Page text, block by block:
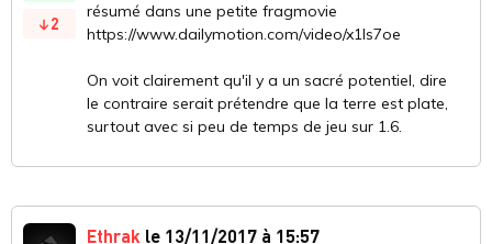
2
résumé dans une petite fragmovie
https://www.dailymotion.com/video/x1ls7oe
On voit clairement qu'il y a un sacré potentiel, dire
le contraire serait prétendre que la terre est plate,
surtout avec si peu de temps de jeu sur 1.6.
Ethrak le 13/11/2017 à 15:57